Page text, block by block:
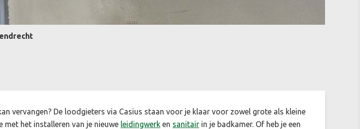
vervangen? De loodgieters via Casius staan voor je klaar voor zowel grote als kleine
met het installeren van je nieuwe leidingwerk en sanitair in je badkamer. Of heb je een